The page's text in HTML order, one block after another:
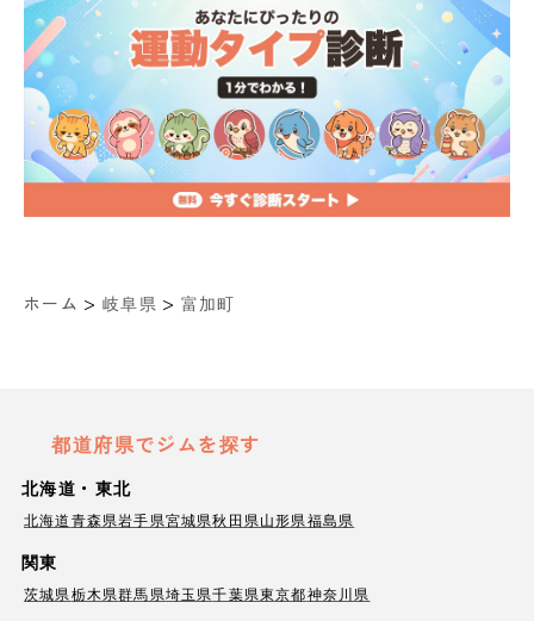
ホーム > 岐阜県 > 富加町
都道府県でジムを探す
北海道・東北
北海道青森県岩手県宮城県秋田県山形県福島県
関東
茨城県栃木県群馬県埼玉県千葉県東京都神奈川県